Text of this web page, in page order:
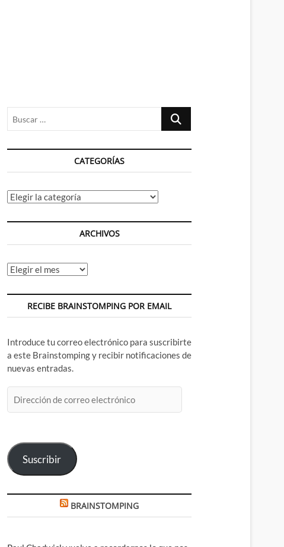
Buscar
CATEGORÍAS
Categorías
ARCHIVOS
Archivos
RECIBE BRAINSTOMPING POR EMAIL
Introduce tu correo electrónico para suscribirte
a este Brainstomping y recibir notificaciones de
nuevas entradas.
de
Suscribir
BRAINSTOMPING